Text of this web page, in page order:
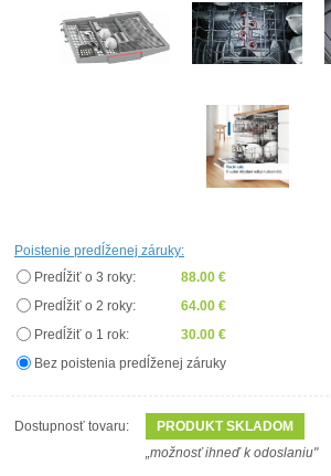
Poistenie predĺženej záruky:
Predĺžiť o 3 roky:
88.00 €
Predĺžiť o 2 roky:
64.00 €
Predĺžiť o 1 rok:
30.00 €
Bez poistenia predĺženej záruky
Dostupnosť tovaru:
PRODUKT SKLADOM
„možnosť ihneď k odoslaniu"